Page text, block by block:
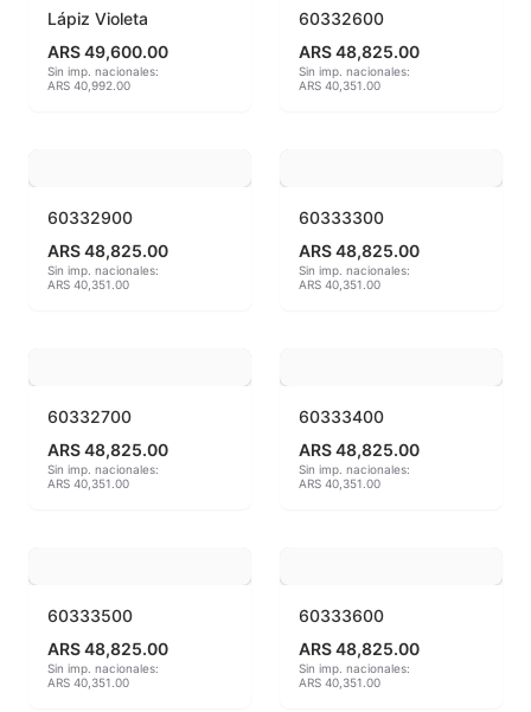
Herramientas
Ladrillos aislantes para horno
Maquinarias
Material de laboratorio
MAYCO CLEAR GLAZES
Lápiz Violeta
ARS 49,600.00
Sin imp. nacionales:
ARS 40,992.00
60332600
ARS 48,825.00
Sin imp. nacionales:
ARS 40,351.00
60332900
ARS 48,825.00
Sin imp. nacionales:
ARS 40,351.00
60333300
ARS 48,825.00
Sin imp. nacionales:
ARS 40,351.00
60332700
ARS 48,825.00
Sin imp. nacionales:
ARS 40,351.00
60333400
ARS 48,825.00
Sin imp. nacionales:
ARS 40,351.00
60333500
ARS 48,825.00
Sin imp. nacionales:
ARS 40,351.00
60333600
ARS 48,825.00
Sin imp. nacionales:
ARS 40,351.00